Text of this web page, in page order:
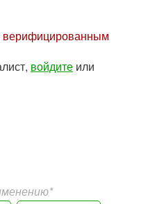
верифицированным
войдите или